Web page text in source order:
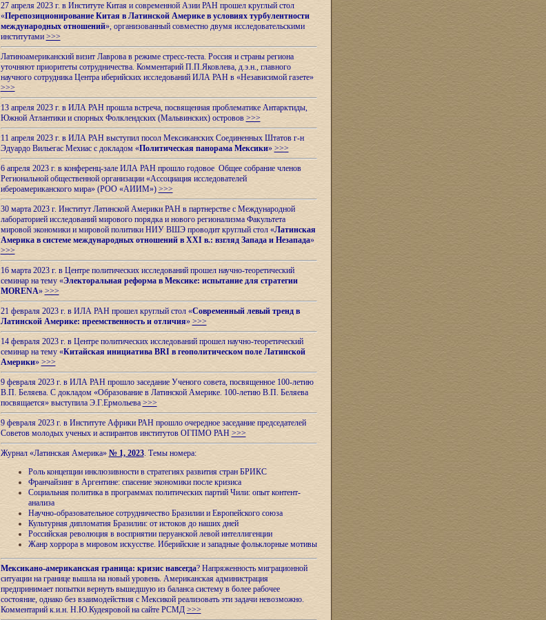
27 апреля 2023 г. в Институте Китая и современной Азии РАН прошел круглый стол
«Перепозиционирование Китая в ЛатинскойАмерике в условиях турбулентности
международных отношений», организованный совместно двумя исследовательскими
институтами >>>
Латиноамериканский визит Лаврова в режиме стресс-теста. Россия и страны региона
уточняют приоритеты сотрудничества. Комментарий П.П.Яковлева, д.э.н., главного
научного сотрудника Центра иберийских исследований ИЛА РАН в «Независимой газете»
>>>
13 апреля 2023 г. в ИЛА РАН прошла встреча, посвященная проблематике Антарктиды,
Южной Атлантики и спорных Фолклендских (Мальвинских) островов >>>
11 апреля 2023 г. в ИЛА РАН выступил посол Мексиканских Соединенных Штатов г-н
Эдуардо Вильегас Мехиас c докладом «Политическая панорама Мексики» >>>
6 апреля 2023 г. в конференц-зале ИЛА РАН прошло годовое Общее собрание членов
Региональной общественной организации «Ассоциация исследователей
ибероамериканского мира» (РОО «АИИМ») >>>
30 марта 2023 г. Институт Латинской Америки РАН в партнерстве с Международной
лабораторией исследований мирового порядка и нового регионализма Факультета
мировой экономики и мировой политики НИУ ВШЭ проводит круглый стол «Латинская
Америка в системе международных отношений в XXI в.: взгляд Запада и Незапада»
>>>
16 марта 2023 г. в Центре политических исследований прошел научно-теоретический
семинар на тему «Электоральная реформа в Мексике: испытание для стратегии
MORENA» >>>
21 февраля 2023 г. в ИЛА РАН прошел круглый стол «Современный левый тренд в
Латинской Америке: преемственность и отличия» >>>
14 февраля 2023 г. в Центре политических исследований прошел научно-теоретический
семинар на тему «Китайская инициатива BRI в геополитическом поле Латинской
Америки» >>>
9 февраля 2023 г. в ИЛА РАН прошло заседание Ученого совета, посвященное 100-летию
В.П. Беляева. С докладом «Образование в Латинской Америке. 100-летию В.П. Беляева
посвящается» выступила Э.Г.Ермольева >>>
9 февраля 2023 г. в Институте Африки РАН прошло очередное заседание председателей
Советов молодых ученых и аспирантов институтов ОГПМО РАН >>>
Журнал «Латинская Америка» № 1, 2023. Темы номера:
Роль концепции инклюзивности в стратегиях развития стран БРИКС
Франчайзинг в Аргентине: спасение экономики после кризиса
Социальная политика в программах политических партий Чили: опыт контент-
анализа
Научно-образовательное сотрудничество Бразилии и Европейского союза
Культурная дипломатия Бразилии: от истоков до наших дней
Российская революция в восприятии перуанской левой интеллигенции
Жанр хоррора в мировом искусстве. Иберийские и западные фольклорные мотивы
Мексикано-американская граница: кризис навсегда? Напряженность миграционной
ситуации на границе вышла на новый уровень. Американская администрация
предпринимает попытки вернуть вышедшую из баланса систему в более рабочее
состояние, однако без взаимодействия с Мексикой реализовать эти задачи невозможно.
Комментарий к.и.н. Н.Ю.Кудеяровой на сайте РСМД >>>